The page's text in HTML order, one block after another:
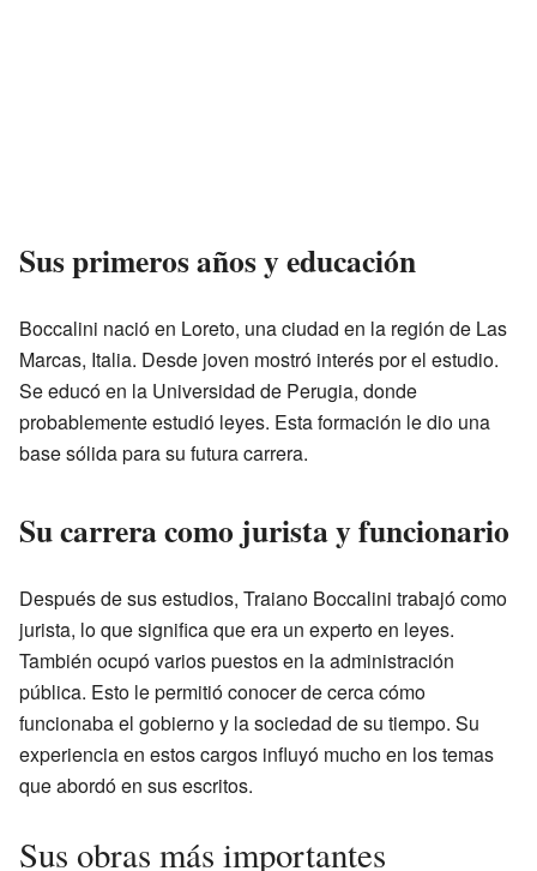
Sus primeros años y educación
Boccalini nació en Loreto, una ciudad en la región de Las
Marcas, Italia. Desde joven mostró interés por el estudio.
Se educó en la Universidad de Perugia, donde
probablemente estudió leyes. Esta formación le dio una
base sólida para su futura carrera.
Su carrera como jurista y funcionario
Después de sus estudios, Traiano Boccalini trabajó como
jurista, lo que significa que era un experto en leyes.
También ocupó varios puestos en la administración
pública. Esto le permitió conocer de cerca cómo
funcionaba el gobierno y la sociedad de su tiempo. Su
experiencia en estos cargos influyó mucho en los temas
que abordó en sus escritos.
Sus obras más importantes